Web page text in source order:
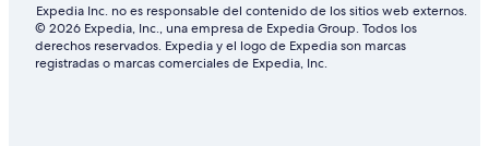
Expedia Inc. no es responsable del contenido de los sitios web externos.
© 2026 Expedia, Inc., una empresa de Expedia Group. Todos los
derechos reservados. Expedia y el logo de Expedia son marcas
registradas o marcas comerciales de Expedia, Inc.